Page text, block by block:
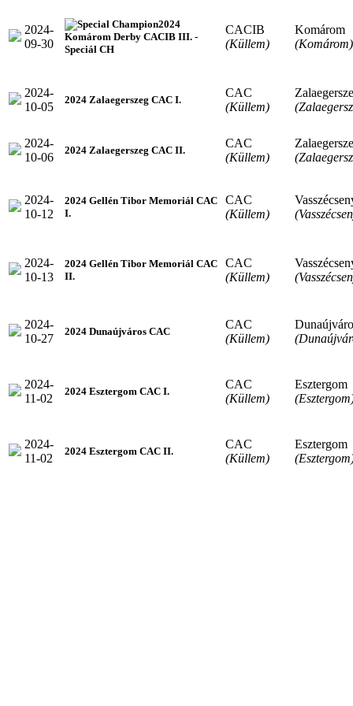
2024-
09-30
2024
Komárom Derby CACIB III. -
Speciál CH
CACIB
(Küllem)
Komárom
(Komárom)
2024-
10-05
2024 Zalaegerszeg CAC I.
CAC
(Küllem)
2024-
10-06
2024 Zalaegerszeg CAC II.
CAC
(Küllem)
2024-
10-12
2024 Gellén Tibor Memoriál CAC
I.
CAC
(Küllem)
2024-
10-13
2024 Gellén Tibor Memoriál CAC
II.
CAC
(Küllem)
2024-
10-27
2024 Dunaújváros CAC
CAC
(Küllem)
2024-
11-02
2024 Esztergom CAC I.
CAC
(Küllem)
Esztergom
2024-
11-02
2024 Esztergom CAC II.
CAC
(Küllem)
Esztergom